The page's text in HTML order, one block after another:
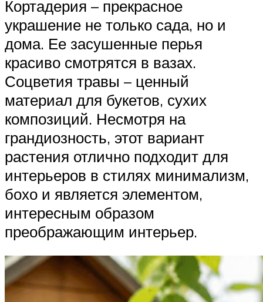
Кортадерия – прекрасное
украшение не только сада, но и
дома. Ее засушенные перья
красиво смотрятся в вазах.
Соцветия травы – ценный
материал для букетов, сухих
композиций. Несмотря на
грандиозность, этот вариант
растения отлично подходит для
интерьеров в стилях минимализм,
бохо и является элементом,
интересным образом
преображающим интерьер.